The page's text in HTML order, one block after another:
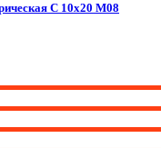
C 10х20 M08